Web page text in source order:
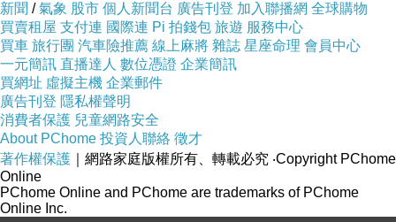
《 聽說地球母親揚升五維 》之二十一
上一篇：女生需要的情緒價值好賺
下一篇：
新聞 /氣象 股市 個人新聞台 廣告刊登 加入聯播網 全球購物
買賣租屋 支付連 國際連 Pi 拍錢包 旅遊 服務中心
買車 旅行團 汽車險推薦 線上麻將 雜誌 星座命理 會員中心
一元簡訊 直播達人 數位憑證 企業簡訊
買網址 虛擬主機 企業郵件
廣告刊登 隱私權聲明
消費者保護 兒童網路安全
About PChome 投資人聯絡 徵才
著作權保護 ｜網路家庭版權所有、轉載必究 ‧Copyright PChome
Online
PChome Online and PChome are trademarks of PChome
Online Inc.